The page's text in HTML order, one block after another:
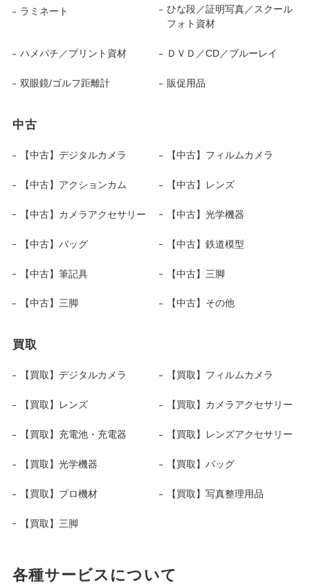
ラミネート
ひな段／証明写真／スクール
フォト資材
ハメパチ／プリント資材 ＤＶＤ／CD／ブルーレイ
双眼鏡/ゴルフ距離計 販促用品
中古
【中古】デジタルカメラ 【中古】フィルムカメラ
【中古】アクションカム 【中古】レンズ
【中古】カメラアクセサリー 【中古】光学機器
【中古】バッグ 【中古】鉄道模型
【中古】筆記具 【中古】三脚
【中古】三脚 【中古】その他
買取
【買取】デジタルカメラ 【買取】フィルムカメラ
【買取】レンズ 【買取】カメラアクセサリー
【買取】充電池・充電器 【買取】レンズアクセサリー
【買取】光学機器 【買取】バッグ
【買取】プロ機材 【買取】写真整理用品
【買取】三脚
各種サービスについて